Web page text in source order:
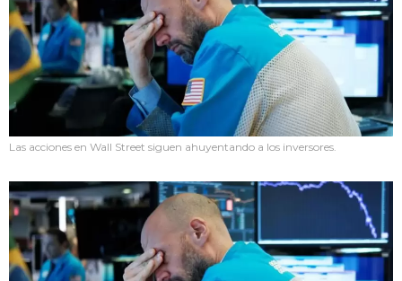
Las acciones en Wall Street siguen ahuyentando a los inversores.